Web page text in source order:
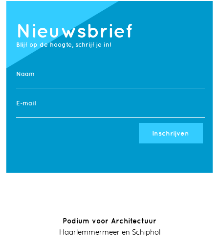
Nieuwsbrief
Blijf op de hoogte, schrijf je in!
Naam
E-mail
Inschrijven
Podium voor Architectuur
Haarlemmermeer en Schiphol